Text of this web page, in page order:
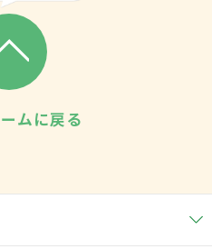
ムに戻る